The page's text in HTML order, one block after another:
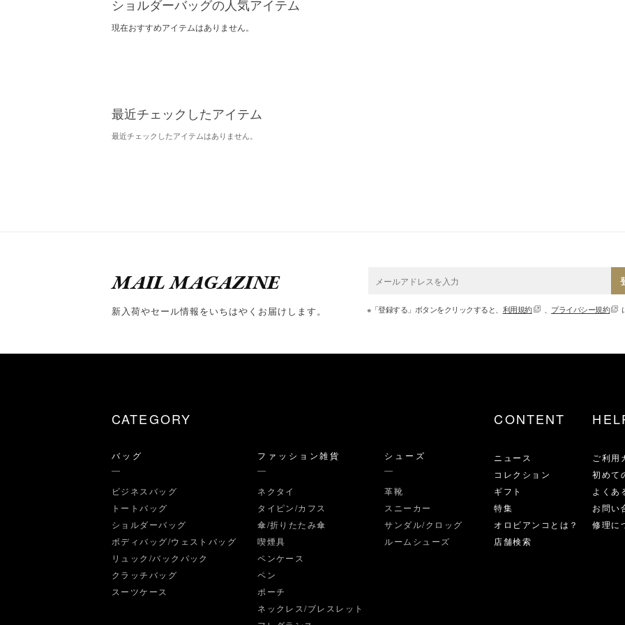
ショルダーバッグの人気アイテム
現在おすすめアイテムはありません。
最近チェックしたアイテム
最近チェックしたアイテムはありません。
MAIL MAGAZINE
新入荷やセール情報をいちはやくお届けします。 ※「登録する」ボタンをクリックすると、 利用規約 、 プライバシー規約
CATEGORY
バッグ
ビジネスバッグ
トートバッグ
ショルダーバッグ
ボディバッグ/ウェストバッグ
リュック/バックパック
クラッチバッグ
スーツケース
ファッション雑貨
ネクタイ
タイピン/カフス
傘/折りたたみ傘
喫煙具
ペンケース
ペン
ポーチ
ネックレス/ブレスレット
シューズ
革靴
スニーカー
サンダル/クロッグ
ルームシューズ
CONTENT
ニュース
コレクション
ギフト
特集
オロビアンコとは？
店舗検索
ご利用
初めて
よくあ
お問い
修理に